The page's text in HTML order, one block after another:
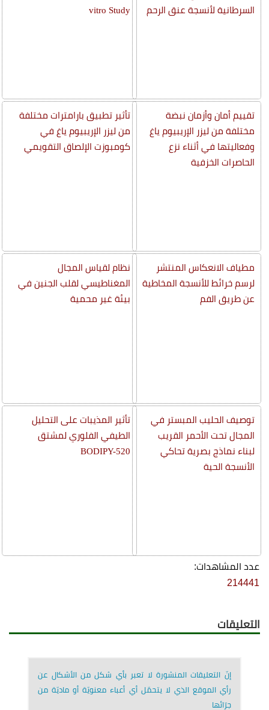
السرطانية لأنسجة عنق الرحم
تقييم أمان وأزمان نبضة
مختلفة من ليزر الإريبيوم ياغ
وفعاليتها في أثناء نزع
الحاصرات الخزفية
مطياف الانعكاس المنتشر
لرسم خرائط للأنسجة المخاطية
عن طريق الفم
توصيف الحليب المبستر في
المجال تحت الأحمر القريب
لبناء نماذج بصرية تحاكي
الأنسجة الحية
vitro Study
تأثير تطبيق بارامترات مختلفة
من ليزر الإريبيوم ياغ في
كومبوزت الإلصاق التقويمي
نظام لقياس المجال
المغناطيسي لقلب الجنين في
بيئة غير محمية
تأثير المذيبات على التحليل
الطيفي الفلوري لمشتق
BODIPY-520
عدد المشاهدات:
214441
التعليقات
إنّ التعليقات المنشورة لا تعبر بأي شكل من الأشكال عن
رأي الموقع الذي لا يتحمّل أي أعباء معنويّة أو ماديّة من
جرّائها